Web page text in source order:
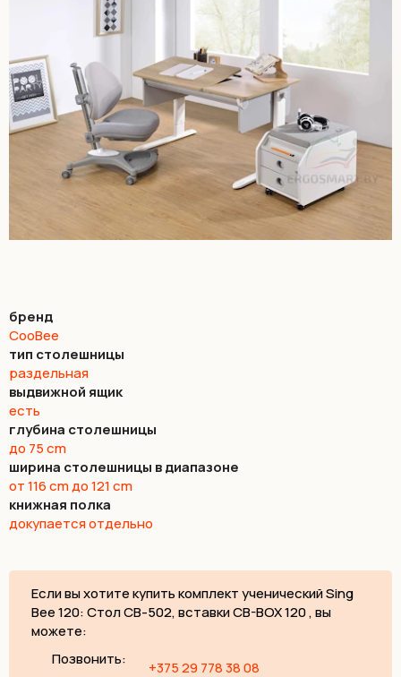
бренд
CooBee
тип столешницы
раздельная
выдвижной ящик
есть
глубина столешницы
до 75 cm
ширина столешницы в диапазоне
от 116 cm до 121 cm
книжная полка
докупается отдельно
Если вы хотите купить комплект ученический Sing
Bee 120: Стол СВ-502, вставки CB-BOX 120 , вы
можете:
Позвонить:
+375 29 778 38 08